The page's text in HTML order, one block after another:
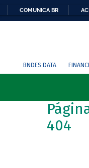
COMUNICA BR
BNDES DATA
404